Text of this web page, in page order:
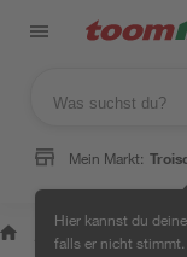
Mein Markt:
Hier kannst du
falls er nicht stimmt.
Wissen
&
/
&